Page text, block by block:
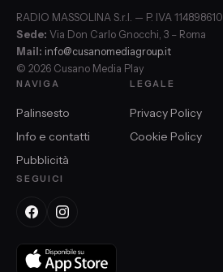
RADIO MASSOLINA S.r.l. — P. IVA
Sede: Via Don Carlo Gnocchi, 3 – Roma
Mail: info@cusanomediagroup.it
© 2026 Cusano Media Play
NAVIGA
Palinsesto
Info e contatti
Pubblicità
LEGALE
Privacy Policy
Cookie Policy
SEGUICI